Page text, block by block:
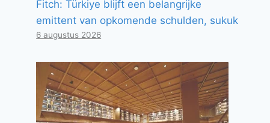
Fitch: Türkiye blijft een belangrijke
emittent van opkomende schulden, sukuk
6 augustus 2026